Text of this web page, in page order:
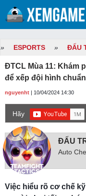
» ESPORTS » ĐẤU
ĐTCL Mùa 11: Khám
để xếp đội hình chuẩn
nguyenht | 10/04/2024 14:30
Hãy
game mới hơn nhé!
ĐẤU
Auto
Việc hiểu rõ cơ chế